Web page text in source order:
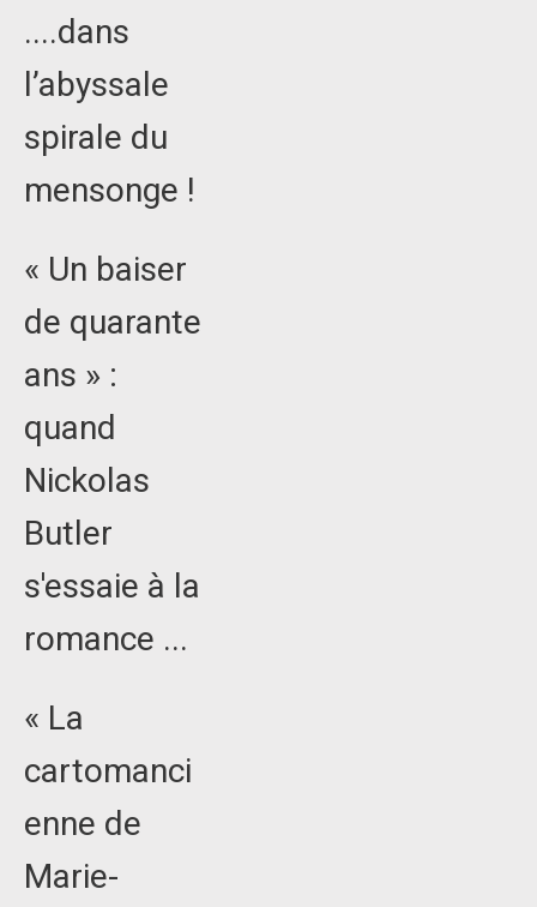
....dans
l’abyssale
spirale du
mensonge !
« Un baiser
de quarante
ans » :
quand
Nickolas
Butler
s'essaie à la
romance ...
« La
cartomanci
enne de
Marie-